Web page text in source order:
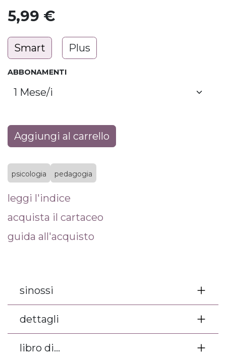
5,99 €
Smart Plus
ABBONAMENTI
Aggiungi al carrello
psicologia pedagogia
leggi l'indice
acquista il cartaceo
guida all'acquisto
sinossi
dettagli
libro di...